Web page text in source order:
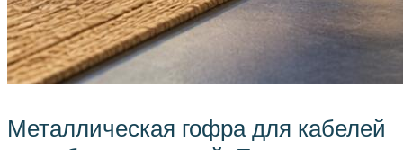
Металлическая гофра для кабелей